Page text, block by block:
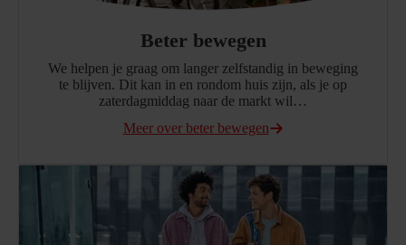
Beter bewegen
We helpen je graag om langer zelfstandig in beweging
te blijven. Dit kan in en rondom huis zijn, als je op
zaterdagmiddag naar de markt wil…
Meer over beter bewegen